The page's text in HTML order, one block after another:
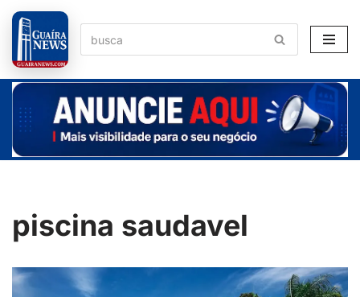
Pular
para
o
conteúdo
piscina saudavel